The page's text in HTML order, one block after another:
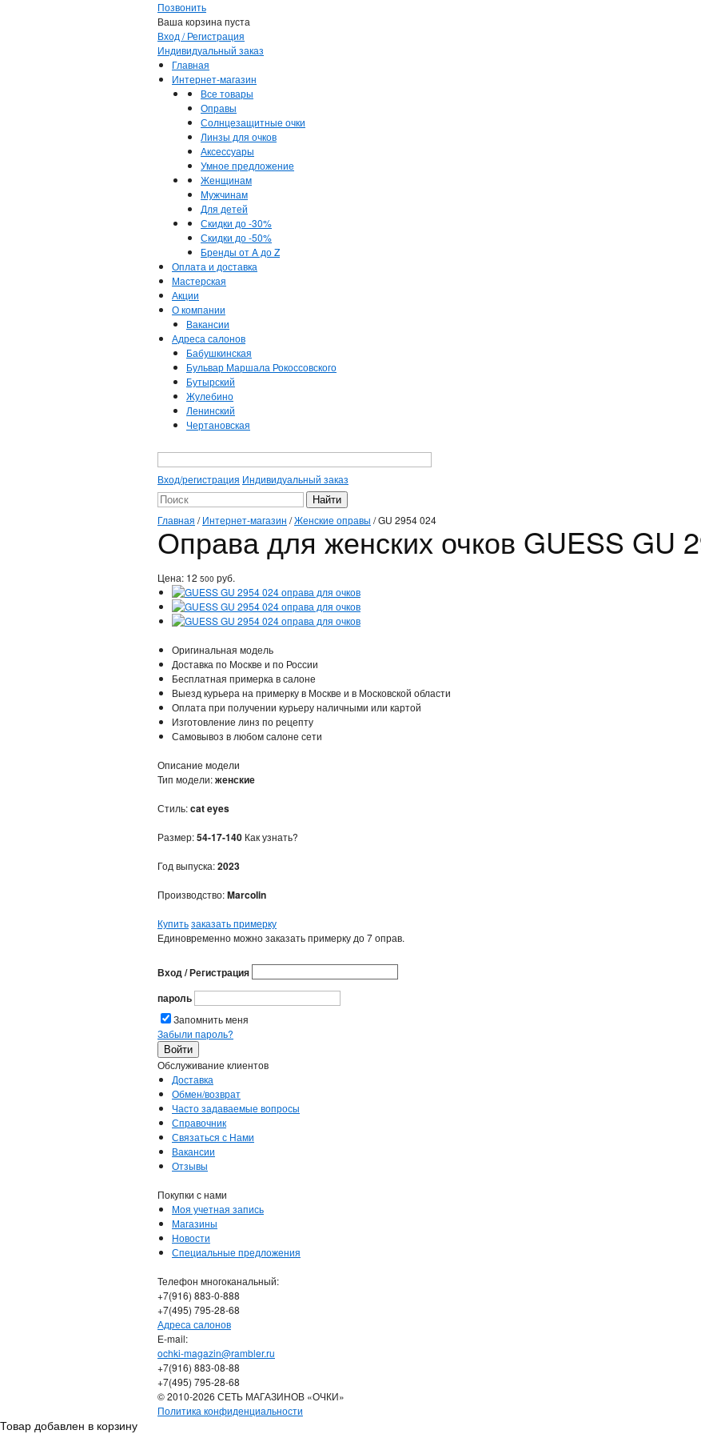
Позвонить
Ваша корзина пуста
Вход / Регистрация
Индивидуальный заказ
Главная
Интернет-магазин
Все товары
Оправы
Солнцезащитные очки
Линзы для очков
Аксессуары
Умное предложение
Женщинам
Мужчинам
Для детей
Скидки до -30%
Скидки до -50%
Бренды от A до Z
Оплата и доставка
Мастерская
Акции
О компании
Вакансии
Адреса салонов
Бабушкинская
Бульвар Маршала Рокоссовского
Бутырский
Жулебино
Ленинский
Чертановская
Вход/регистрация Индивидуальный заказ
Главная /Интернет-магазин /Женские оправы /GU 2954 024
Оправа для женских очков GUESS GU
Цена: 12 500 руб.
Оригинальная модель
Доставка по Москве и по России
Бесплатная примерка в салоне
Выезд курьера на примерку в Москве и в Московской области
Оплата при получении курьеру наличными или картой
Изготовление линз по рецепту
Самовывоз в любом салоне сети
Описание модели
Тип модели:женские
Стиль:cat eyes
Размер:54-17-140 Как узнать?
Год выпуска:2023
Производство:Marcolin
Купитьзаказать примерку
Единовременно можно заказать примерку до 7 оправ.
Вход / Регистрация
пароль
Запомнить меня
Забыли пароль?
Обслуживание клиентов
Доставка
Обмен/возврат
Часто задаваемые вопросы
Справочник
Связаться с Нами
Вакансии
Отзывы
Покупки с нами
Моя учетная запись
Магазины
Новости
Специальные предложения
Телефон многоканальный:
+7(916) 883-0-888
+7(495) 795-28-68
Адреса салонов
Е-mail:
ochki-magazin@rambler.ru
+7(916) 883-08-88
+7(495) 795-28-68
© 2010-2026 СЕТЬ МАГАЗИНОВ «ОЧКИ»
Политика конфиденциальности
Товар добавлен в корзину